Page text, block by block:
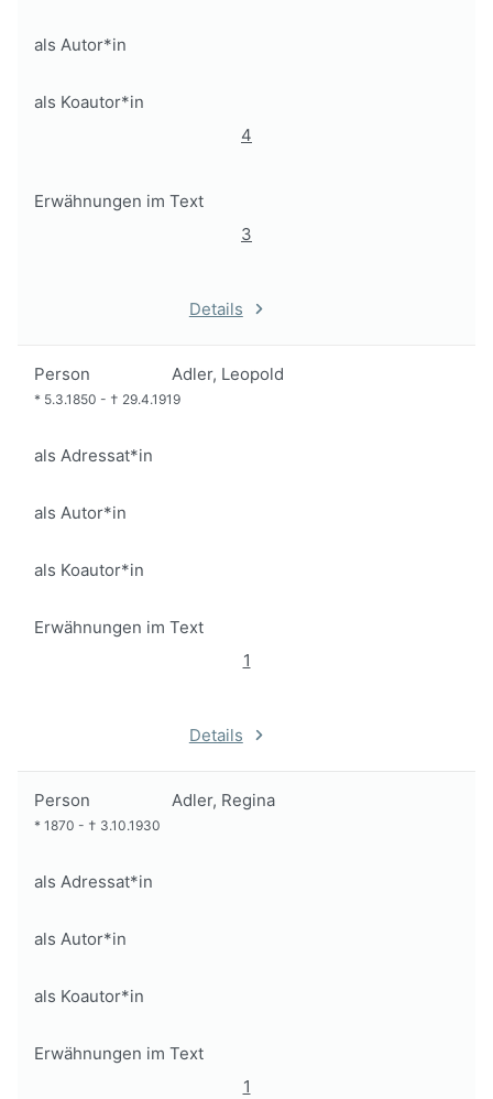
als Autor*in
als Koautor*in
4
Erwähnungen im Text
3
Details
Person Adler, Leopold
* 5.3.1850 - † 29.4.1919
als Adressat*in
als Autor*in
als Koautor*in
Erwähnungen im Text
1
Details
Person Adler, Regina
* 1870 - † 3.10.1930
als Adressat*in
als Autor*in
als Koautor*in
Erwähnungen im Text
1